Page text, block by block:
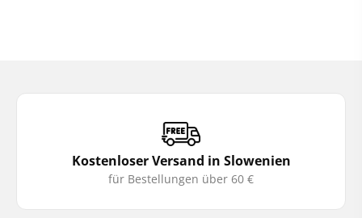
Kostenloser Versand in Slowenien
für Bestellungen über 60 €